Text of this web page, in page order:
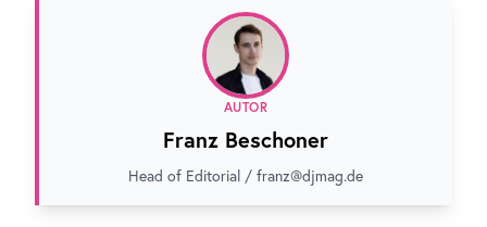
AUTOR
Franz Beschoner
Head of Editorial / franz@djmag.de